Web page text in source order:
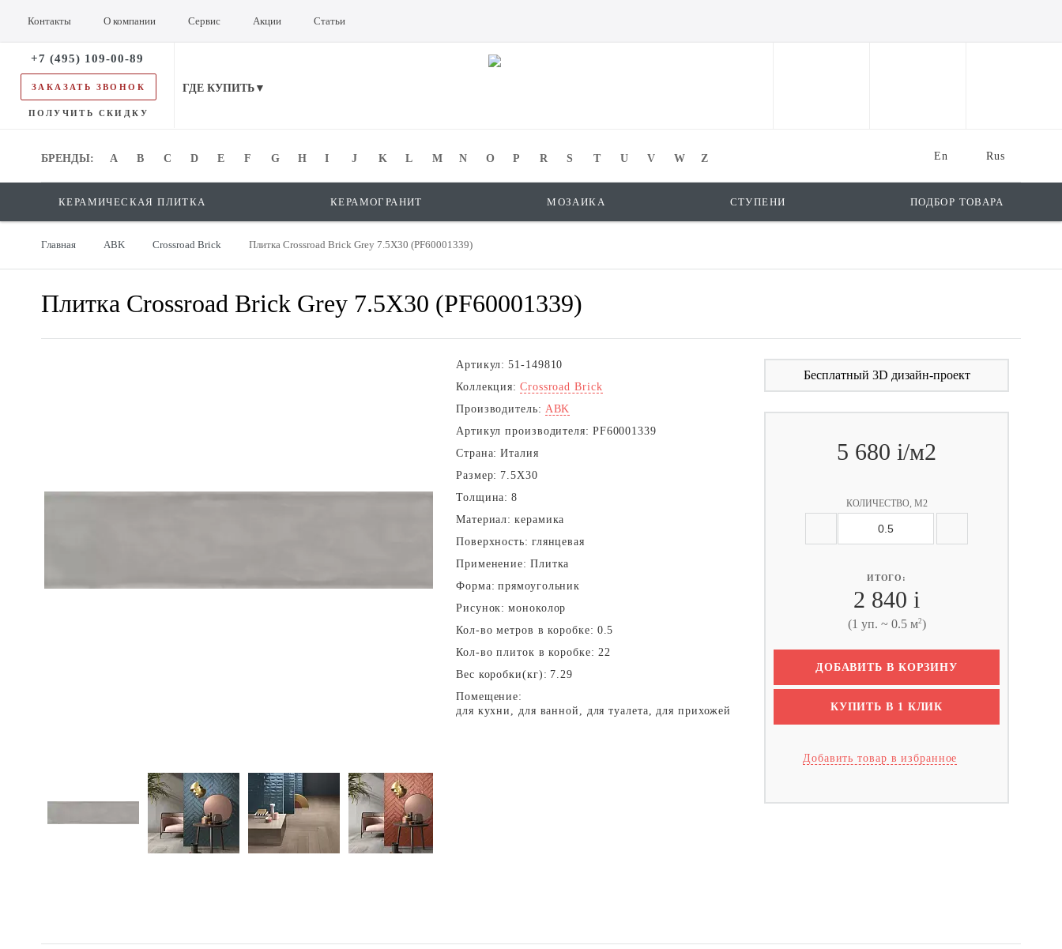
Контакты О компании Сервис Акции Статьи
+7 (495) 109-00-89
ЗАКАЗАТЬ ЗВОНОК
ПОЛУЧИТЬ СКИДКУ
ГДЕ КУПИТЬ▼
Rus
En
БРЕНДЫ: A B C D E F G H I J K L M N O P R S T U V W Z
БРЕНДЫ:
КЕРАМИЧЕСКАЯ ПЛИТКА КЕРАМОГРАНИТ МОЗАИКА СТУПЕНИ ПОДБОР ТОВАРА
Главная ABK Crossroad Brick Плитка Crossroad Brick Grey 7.5X30 (PF60001339)
Плитка Crossroad Brick Grey 7.5X30 (PF60001339)
Артикул: 51-149810
Коллекция: Crossroad Brick
Производитель: ABK
Артикул производителя: PF60001339
Страна: Италия
Размер: 7.5X30
Толщина: 8
Материал: керамика
Поверхность: глянцевая
Применение: Плитка
Форма: прямоугольник
Рисунок: моноколор
Кол-во метров в коробке: 0.5
Кол-во плиток в коробке: 22
Вес коробки(кг): 7.29
Помещение:
для кухни, для ванной, для туалета, для прихожей
Бесплатный 3D дизайн-проект
5 680 i/м2
КОЛИЧЕСТВО, М2
ИТОГО:
2 840 i
(1 уп. ~ 0.5 м2)
ДОБАВИТЬ В КОРЗИНУ
КУПИТЬ В 1 КЛИК
Добавить товар в избранное